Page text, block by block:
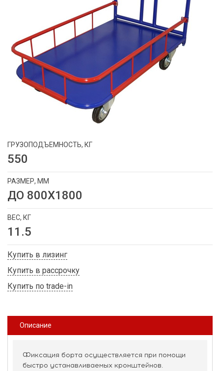
ГРУЗОПОДЪЕМНОСТЬ, КГ
550
РАЗМЕР, ММ
ДО 800Х1800
ВЕС, КГ
11.5
Купить в лизинг
Купить в рассрочку
Купить по trade-in
Описание
Фиксация борта осуществляется при помощи
быстро устанавливаемых кронштейнов.